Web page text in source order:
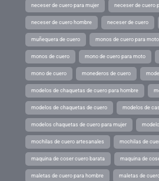
neceser de cuero para mujer neceser de cuero
neceser de cuero hombre neceser de cuero
muñequera de cuero monos de cuero para moto
monos de cuero mono de cuero para moto
mono de cuero monederos de cuero
modelos de chaquetas de cuero para hombre
modelos de chaquetas de cuero modelos de
modelos chaquetas de cuero para mujer
mochilas de cuero artesanales mochilas de
maquina de coser cuero barata maquina de
maletas de cuero para hombre maletas de